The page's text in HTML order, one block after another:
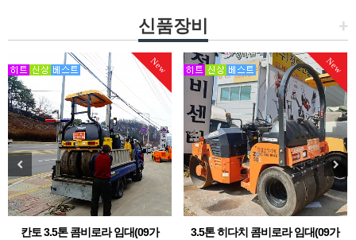
+
신품장비
New
칸토 3.5톤 콤비로라 임대(09가
New
3.5톤 히다치 콤비로라 임대(09가